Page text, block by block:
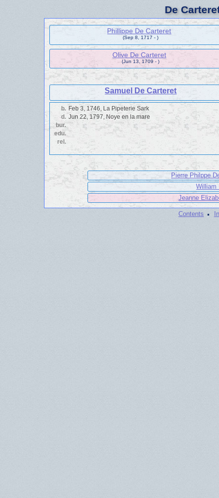
De
Phillippe De Carteret
(Sep 8, 1717 - )
Olive De Carteret
(Jun 13, 1709 - )
Samuel De Carteret
b. Feb 3, 1746, La Pipeterie Sark
d. Jun 22, 1797, Noye en la mare
bur.
edu.
rel.
Pierre Philppe
William
Jeanne
Contents ·